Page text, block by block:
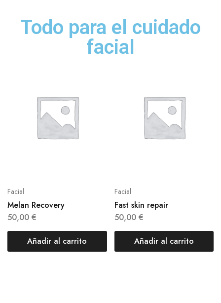
Todo para el cuidado
facial
Facial
Melan Recovery
50,00 €
Añadir al carrito
Facial
Fast skin repair
50,00 €
Añadir al carrito